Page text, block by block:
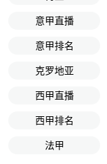
意甲直播
意甲排名
克罗地亚
西甲直播
西甲排名
法甲